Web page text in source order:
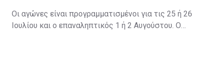
Οι αγώνες είναι προγραμματισμένοι για τις 25 ή 26
Ιουλίου και ο επαναληπτικός 1 ή 2 Αυγούστου. Ο